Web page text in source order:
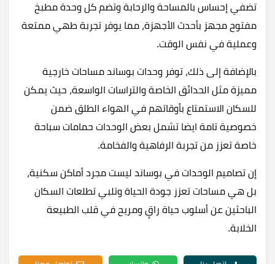
تضفي إحساس بالمساحة والرحابة وتضم كل وحدة مطبخ
مفتوح مجهز بأحدث الأجهزة، مما يوفر تجربة طهي ممتعة
وعملية في نفس الوقت.
بالإضافة إلى ذلك، توفر وحدات بوساند مساحات خارجية
مميزة مثل الحدائق الخاصة والتراسات الواسعة، حيث يمكن
للسكان الاستمتاع بأوقاتهم في الهواء الطلق ضمن
خصوصية تامة ايضا تشمل بعض الوحدات حمامات سباحة
خاصة تعزز من تجربة الرفاهية والفخامة.
إن تصاميم الوحدات في بوساند ليست مجرد أماكن سكنية،
بل هي مساحات تعزز جودة الحياة وتلبي تطلعات السكان
الباحثين عن أسلوب حياة راقٍ ومريح في قلب الطبيعة
الخلابة.